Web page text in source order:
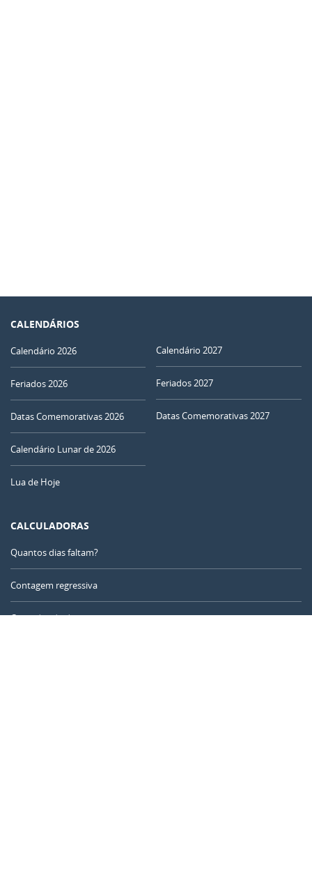
CALENDÁRIOS
Calendário 2026
Feriados 2026
Datas Comemorativas 2026
Calendário Lunar de 2026
Lua de Hoje
Calendário 2027
Feriados 2027
Datas Comemorativas 2027
CALCULADORAS
Quantos dias faltam?
Contagem regressiva
Contador de dias